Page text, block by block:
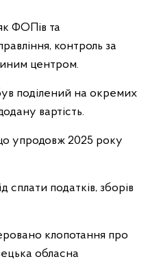
ФОПів та
контроль за
центром.
поділений на окремих
вартість.
упродовж 2025 року
сплати податків, зборів
клопотання про
обласна